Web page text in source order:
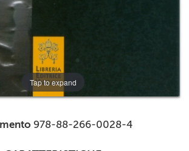
Tap to expand
978-88-266-0028-4